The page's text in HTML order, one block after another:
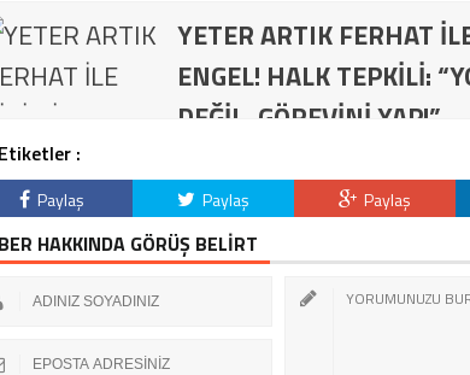
YETER ARTIK FERHAT
ENGEL! HALK TEPKİLİ:
DEĞİL, GÖREVİNİ YAP!”
Etiketler :
Paylaş Paylaş Paylaş
HAKKINDA GÖRÜŞ BELİRT